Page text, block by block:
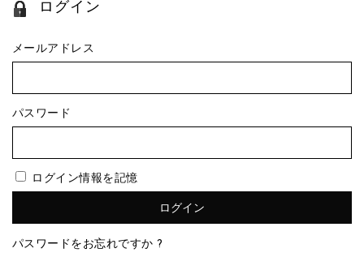
ログイン
メールアドレス
パスワード
ログイン情報を記憶
パスワードをお忘れですか ?